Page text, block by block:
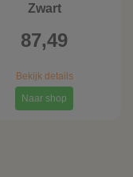
Zwart
87,49
Bekijk details
Naar shop